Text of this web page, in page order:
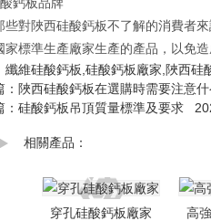
些對陜西硅酸鈣板不了解的消費者
家標準生產廠家生產的產品，以免
纖維硅酸鈣板 硅酸鈣板廠家 陜西硅
陜西硅酸鈣板在選購時需要注意什
硅酸鈣板吊頂質量標準及要求
相關產品：
穿孔硅酸鈣板廠家 高